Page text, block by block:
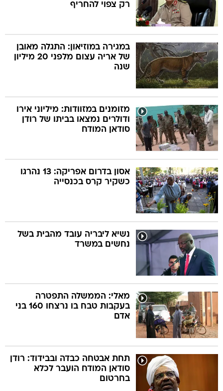
רק צפוי להחריף
במגירה במוזיאון: התגלה מאובן
של אריה עצום מלפני 20 מיליון
שנה
מזומנים במזוודות: מיליוני אירו
ודולרים נמצאו בביתו של רודן
סודאן המודח
אסון בדרום אפריקה: 13 נהרגו
כשקיר קרס בכנסייה
נשיא ליבריה עובד מהבית בשל
נחשים במשרד
מאלי: הממשלה התפטרה
בעקבות טבח בו נרצחו 160 בני
אדם
תחת אבטחה כבדה ובבידוד: רודן
סודאן המודח הועבר לכלא
בחרטום